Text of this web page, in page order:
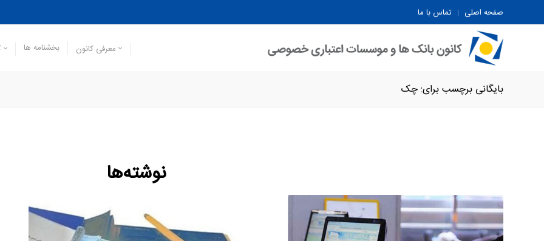
صفحه اصلی تماس با ما
معرفی کانون بخشنامه ها
بایگانی برچسب برای: چک
نوشته‌ها